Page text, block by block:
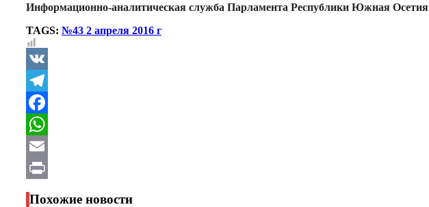
Информационно-аналитическая служба Парламента Республики Южная Осетия
TAGS: №43 2 апреля 2016 г
VK
Telegram
Facebook
WhatsApp
Email
Print
Похожие новости